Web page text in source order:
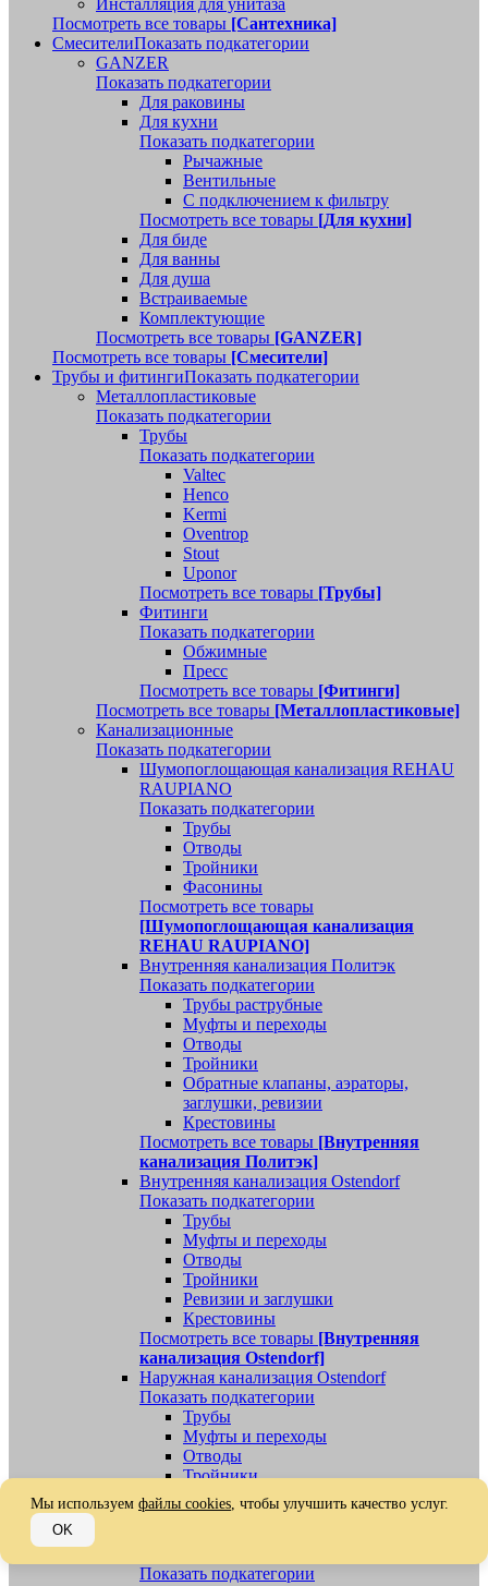
Инсталляция для унитаза
Посмотреть все товары [Сантехника]
СмесителиПоказать подкатегории
GANZER
Показать подкатегории
Для раковины
Для кухни
Показать подкатегории
Рычажные
Вентильные
С подключением к фильтру
Посмотреть все товары [Для кухни]
Для биде
Для ванны
Для душа
Встраиваемые
Комплектующие
Посмотреть все товары [GANZER]
Посмотреть все товары [Смесители]
Трубы и фитингиПоказать подкатегории
Металлопластиковые
Показать подкатегории
Трубы
Показать подкатегории
Valtec
Henco
Kermi
Oventrop
Stout
Uponor
Посмотреть все товары [Трубы]
Фитинги
Показать подкатегории
Обжимные
Пресс
Посмотреть все товары [Фитинги]
Посмотреть все товары [Металлопластиковые]
Канализационные
Показать подкатегории
Шумопоглощающая канализация REHAU
RAUPIANO
Показать подкатегории
Трубы
Отводы
Тройники
Фасонины
Посмотреть все товары
[Шумопоглощающая канализация
REHAU RAUPIANO]
Внутренняя канализация Политэк
Показать подкатегории
Трубы раструбные
Муфты и переходы
Отводы
Тройники
Обратные клапаны, аэраторы,
заглушки, ревизии
Крестовины
Посмотреть все товары [Внутренняя
канализация Политэк]
Внутренняя канализация Ostendorf
Показать подкатегории
Трубы
Муфты и переходы
Отводы
Тройники
Ревизии и заглушки
Крестовины
Посмотреть все товары [Внутренняя
канализация Ostendorf]
Наружная канализация Ostendorf
Показать подкатегории
Трубы
Муфты и переходы
Отводы
Тройники
Ревизии, заглушки, обратные клапаны
Посмотреть все товары[Наружная
Показать подкатегории
Мы используем файлы cookies, чтобы улучшить качество услуг.
OK